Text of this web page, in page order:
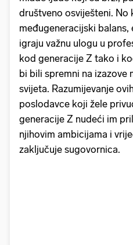
društveno osviješteni. No
međugeneracijski
igraju važnu ulogu u
kod generacije Z tako i
bi bili spremni na
svijeta. Razumijevanje
poslodavce koji žele
generacije Z nudeći im
njihovim ambicijama i
zaključuje sugovornica.